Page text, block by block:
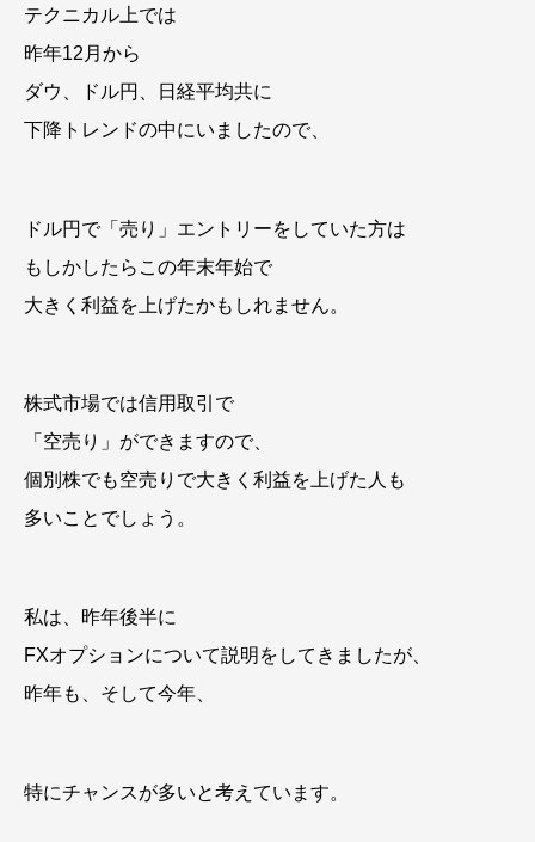
テクニカル上では
昨年12月から
ダウ、ドル円、日経平均共に
下降トレンドの中にいましたので、
ドル円で「売り」エントリーをしていた方は
もしかしたらこの年末年始で
大きく利益を上げたかもしれません。
株式市場では信用取引で
「空売り」ができますので、
個別株でも空売りで大きく利益を上げた人も
多いことでしょう。
私は、昨年後半に
FXオプションについて説明をしてきましたが、
昨年も、そして今年、
特にチャンスが多いと考えています。